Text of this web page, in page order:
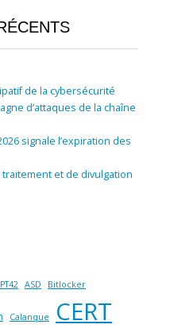
de la cybersécurité
d’attaques de la chaîne
signale l’expiration des
traitement et de divulgation
ASD Bitlocker
Calanque CERT